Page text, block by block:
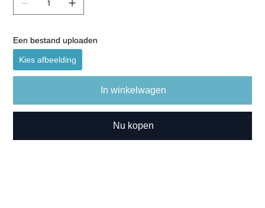
Een bestand uploaden
Kies afbeelding
In winkelwagen
Nu kopen